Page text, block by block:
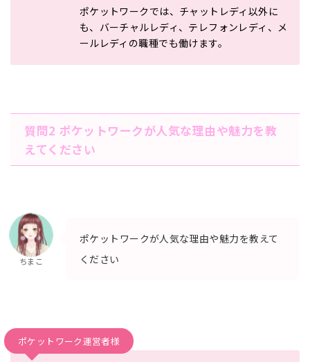
ポケットワークでは、チャットレディ以外に
も、 バーチャルレディ、テレフォンレディ、メ
ールレディの職種でも働けます。
質問2 ポケットワークが人気な理由や魅力を教
えてください
ちまこ
ポケットワークが人気な理由や魅力を教えて
ください
ポケットワーク運営者様